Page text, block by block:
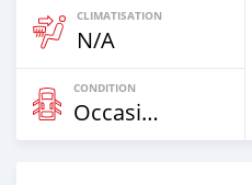
CLIMATISATION
N/A
CONDITION
Occasion